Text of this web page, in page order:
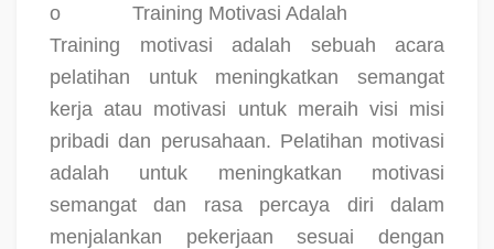
o
Training Motivasi Adalah
Training motivasi adalah sebuah acara
pelatihan untuk meningkatkan semangat
kerja atau motivasi untuk meraih visi misi
pribadi dan perusahaan. Pelatihan motivasi
adalah untuk meningkatkan motivasi
semangat dan rasa percaya diri dalam
menjalankan pekerjaan sesuai dengan